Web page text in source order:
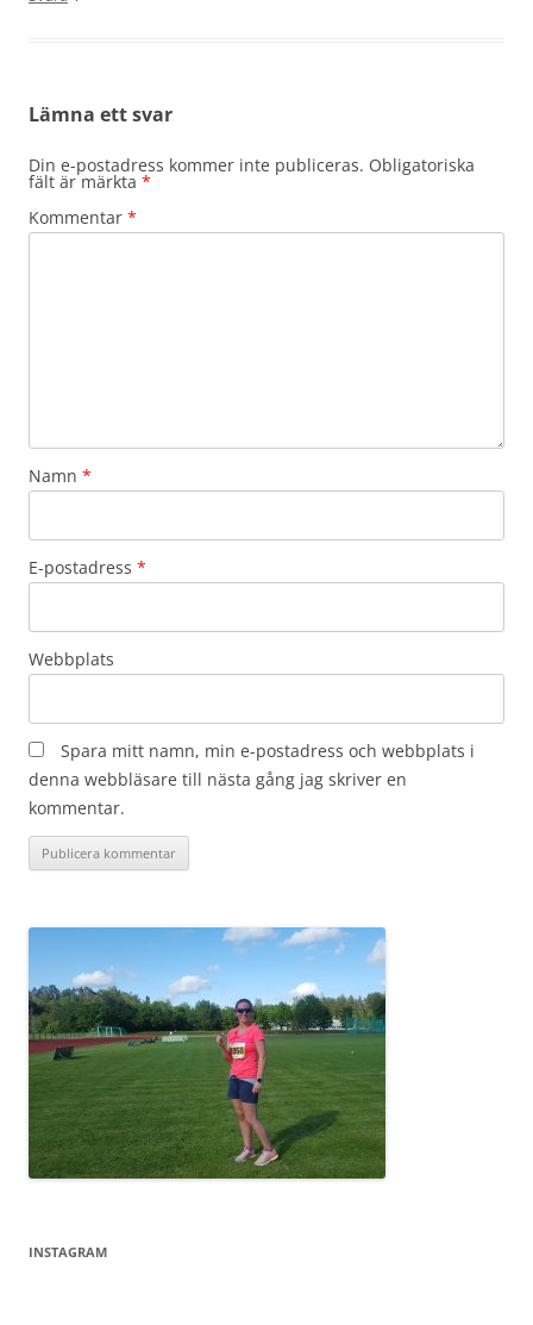
Lämna ett svar
Din e-postadress kommer inte publiceras. Obligatoriska
fält är märkta *
Kommentar *
Namn *
E-postadress *
Webbplats
Spara mitt namn, min e-postadress och webbplats i
denna webbläsare till nästa gång jag skriver en
kommentar.
INSTAGRAM